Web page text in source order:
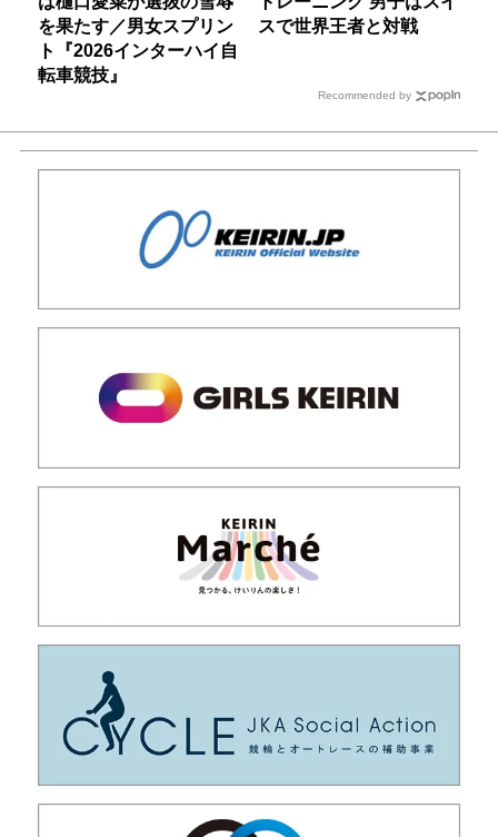
を果たす／男女スプリン
ト『2026インターハイ自
転車競技』
スで世界王者と対戦
Recommended by